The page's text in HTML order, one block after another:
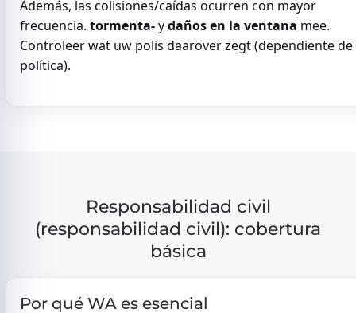
Además, las colisiones/caídas ocurren con mayor
frecuencia. tormenta-ydaños en la ventana mee.
Controleer wat uw polis daarover zegt (dependiente de
política).
Responsabilidad civil
(responsabilidad civil): cobertura
básica
Por qué WA es esencial